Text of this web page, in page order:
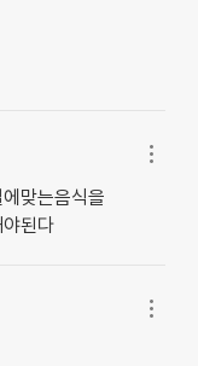
맞는음식을
된다